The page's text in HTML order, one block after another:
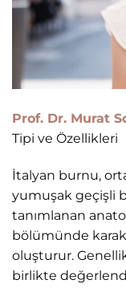
Prof. Dr. Murat
Tipi ve Özellikleri
İtalyan burnu,
yumuşak geçişli
tanımlanan
bölümünde
oluşturur.
birlikte